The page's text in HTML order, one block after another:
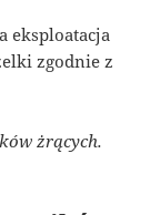
eksploatacja
zgodnie z
żrących.